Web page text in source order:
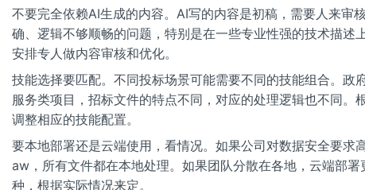
不要完全依赖AI生成的内容。AI写的内容是初稿，需要人来审
确、逻辑不够顺畅的问题，特别是在一些专业性强的技术描述
安排专人做内容审核和优化。
技能选择要匹配。不同投标场景可能需要不同的技能组合。政
服务类项目，招标文件的特点不同，对应的处理逻辑也不同。
调整相应的技能配置。
要本地部署还是云端使用，看情况。如果公司对数据安全要求
aw，所有文件都在本地处理。如果团队分散在各地，云端部
种，根据实际情况来定。